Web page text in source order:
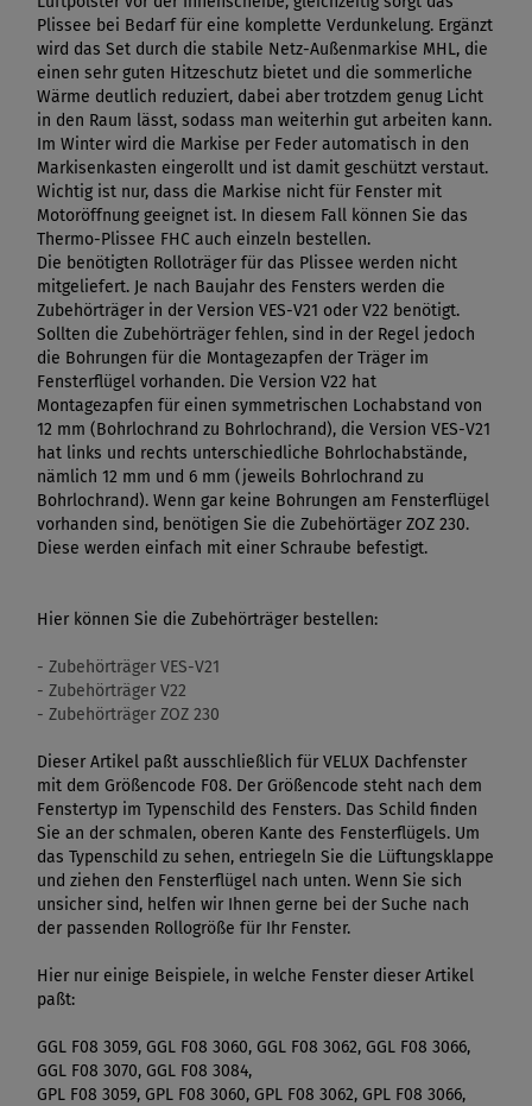
Plissee bei Bedarf für eine komplette Verdunkelung. Ergänzt
wird das Set durch die stabile Netz-Außenmarkise MHL, die
einen sehr guten Hitzeschutz bietet und die sommerliche
Wärme deutlich reduziert, dabei aber trotzdem genug Licht
in den Raum lässt, sodass man weiterhin gut arbeiten kann.
Im Winter wird die Markise per Feder automatisch in den
Markisenkasten eingerollt und ist damit geschützt verstaut.
Wichtig ist nur, dass die Markise nicht für Fenster mit
Motoröffnung geeignet ist. In diesem Fall können Sie das
Thermo-Plissee FHC auch einzeln bestellen.
Die benötigten Rolloträger für das Plissee werden nicht
mitgeliefert. Je nach Baujahr des Fensters werden die
Zubehörträger in der Version VES-V21 oder V22 benötigt.
Sollten die Zubehörträger fehlen, sind in der Regel jedoch
die Bohrungen für die Montagezapfen der Träger im
Fensterflügel vorhanden. Die Version V22 hat
Montagezapfen für einen symmetrischen Lochabstand von
12 mm (Bohrlochrand zu Bohrlochrand), die Version VES-V21
hat links und rechts unterschiedliche Bohrlochabstände,
nämlich 12 mm und 6 mm (jeweils Bohrlochrand zu
Bohrlochrand). Wenn gar keine Bohrungen am Fensterflügel
vorhanden sind, benötigen Sie die Zubehörtäger ZOZ 230.
Diese werden einfach mit einer Schraube befestigt.
Hier können Sie die Zubehörträger bestellen:
- Zubehörträger VES-V21
- Zubehörträger V22
- Zubehörträger ZOZ 230
Dieser Artikel paßt ausschließlich für VELUX Dachfenster
mit dem Größencode F08. Der Größencode steht nach dem
Fenstertyp im Typenschild des Fensters. Das Schild finden
Sie an der schmalen, oberen Kante des Fensterflügels. Um
das Typenschild zu sehen, entriegeln Sie die Lüftungsklappe
und ziehen den Fensterflügel nach unten. Wenn Sie sich
unsicher sind, helfen wir Ihnen gerne bei der Suche nach
der passenden Rollogröße für Ihr Fenster.
Hier nur einige Beispiele, in welche Fenster dieser Artikel
paßt:
GGL F08 3059, GGL F08 3060, GGL F08 3062, GGL F08 3066,
GGL F08 3070, GGL F08 3084,
GPL F08 3059, GPL F08 3060, GPL F08 3062, GPL F08 3066,